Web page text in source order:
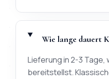
Wie lange dauert
Lieferung in 2-3 Tage,
bereitstellst.